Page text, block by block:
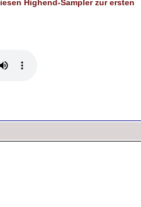
Highend-Sampler zur ersten